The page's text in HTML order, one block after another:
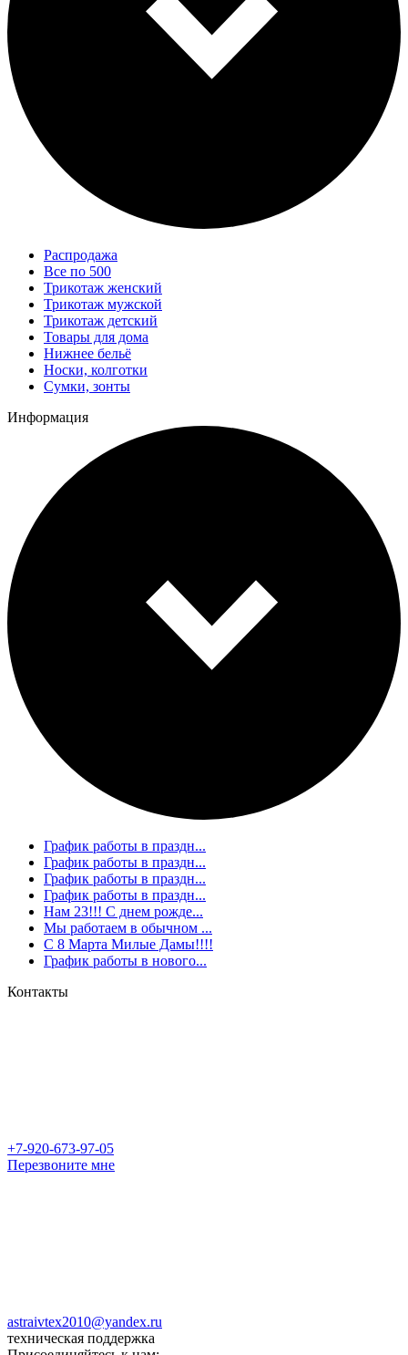
Распродажа
Все по 500
Трикотаж женский
Трикотаж мужской
Трикотаж детский
Товары для дома
Нижнее бельё
Носки, колготки
Сумки, зонты
Информация
График работы в праздн...
График работы в праздн...
График работы в праздн...
График работы в праздн...
Нам 23!!! С днем рожде...
Мы работаем в обычном ...
С 8 Марта Милые Дамы!!!!
График работы в нового...
Контакты
+7-920-673-97-05
Перезвоните мне
astraivtex2010@yandex.ru
техническая поддержка